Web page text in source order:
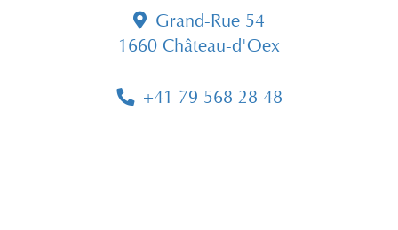
Grand-Rue 54
1660 Château-d'Oex
+41 79 568 28 48